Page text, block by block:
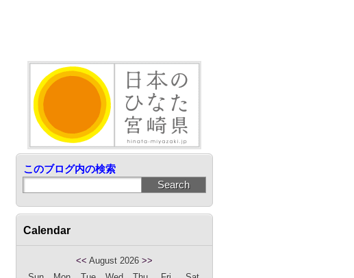
このブログ内の検索
Calendar
<< August 2026 >>